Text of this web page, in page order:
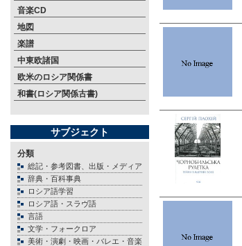
音楽CD
地図
楽譜
中東欧諸国
欧米のロシア関係書
和書(ロシア関係古書)
サブジェクト
分類
総記・参考図書、出版・メディア
辞典・百科事典
ロシア語学習
ロシア語・スラヴ語
言語
文学・フォークロア
美術・演劇・映画・バレエ・音楽